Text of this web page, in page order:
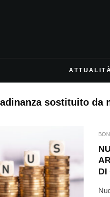
sostituito da
DI